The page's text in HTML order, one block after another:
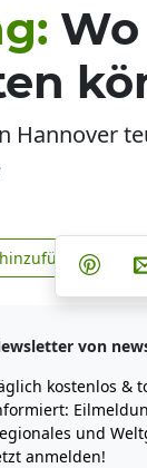
Hannover
zu Google
von
kostenlos &
und
anmelden!